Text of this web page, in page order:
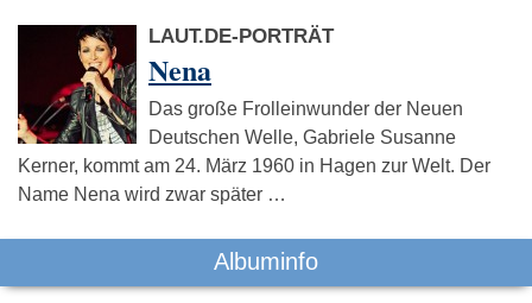
LAUT.DE-PORTRÄT
Nena
Das große Frolleinwunder der Neuen
Deutschen Welle, Gabriele Susanne
Kerner, kommt am 24. März 1960 in Hagen zur Welt. Der
Name Nena wird zwar später …
Albuminfo